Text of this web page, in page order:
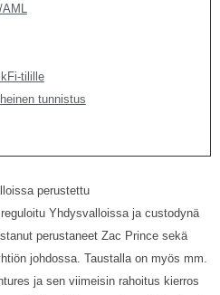
tilille
tunnistus
perustettu
Yhdysvalloissa ja custodynä
perustaneet Zac Prince sekä
johdossa. Taustalla on myös mm.
ja sen viimeisin rahoitus kierros